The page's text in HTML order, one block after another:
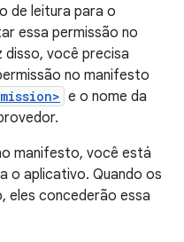
de leitura para o
essa permissão no
disso, você precisa
no manifesto
e o nome da
manifesto, você está
o aplicativo. Quando os
eles concederão essa